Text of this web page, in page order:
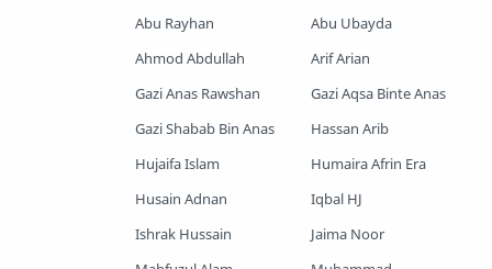
Saimum-Shilpigosthi
Shopnoshiri
Abu Rayhan
Abu Ubayda
Ahmod Abdullah
Arif Arian
Gazi Anas Rawshan
Gazi Aqsa Binte Anas
Gazi Shabab Bin Anas
Hassan Arib
Hujaifa Islam
Humaira Afrin Era
Husain Adnan
Iqbal HJ
Ishrak Hussain
Jaima Noor